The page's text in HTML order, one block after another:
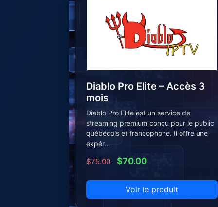
Diablo Pro Elite – Accès 3
mois
Diablo Pro Elite est un service de
streaming premium conçu pour le public
québécois et francophone. Il offre une
expér…
$75.00 $70.00
Voir le produit